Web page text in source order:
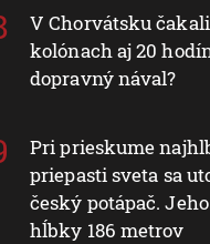
V Chorvátsku
kolónach aj 20
dopravný nával?
Pri prieskume
priepasti sveta sa
český potápač.
hĺbky 186 metrov